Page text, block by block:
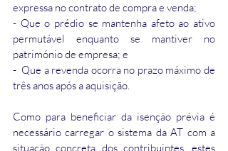
expressa no contrato de compra e venda;
- Que o prédio se mantenha afeto ao ativo
permutável enquanto se mantiver no
património de empresa; e
-  Que a revenda ocorra no prazo máximo de
três anos após a aquisição.
Como para beneficiar da isenção prévia é
necessário carregar o sistema da AT com a
situação concreta dos contribuintes, estes